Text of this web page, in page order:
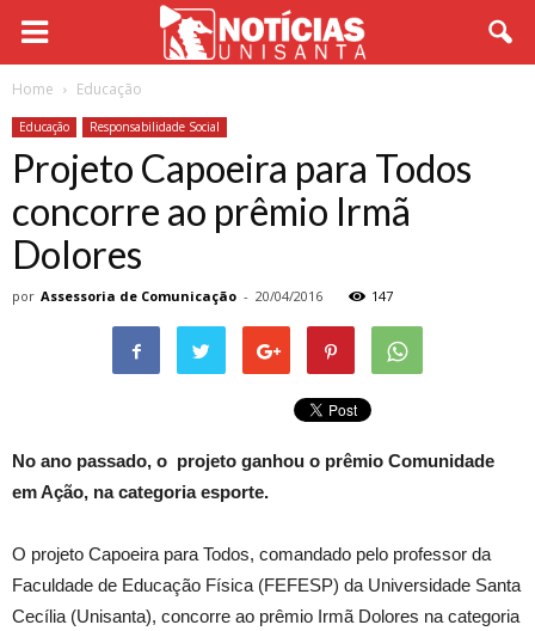
Home Educação
Educação Responsabilidade Social
Projeto Capoeira para Todos
concorre ao prêmio Irmã
Dolores
por Assessoria de Comunicação - 20/04/2016 147
No ano passado, o projeto ganhou o prêmio Comunidade
em Ação, na categoria esporte.
O projeto Capoeira para Todos, comandado pelo professor da
Faculdade de Educação Física (FEFESP) da Universidade Santa
Cecília (Unisanta), concorre ao prêmio Irmã Dolores na categoria